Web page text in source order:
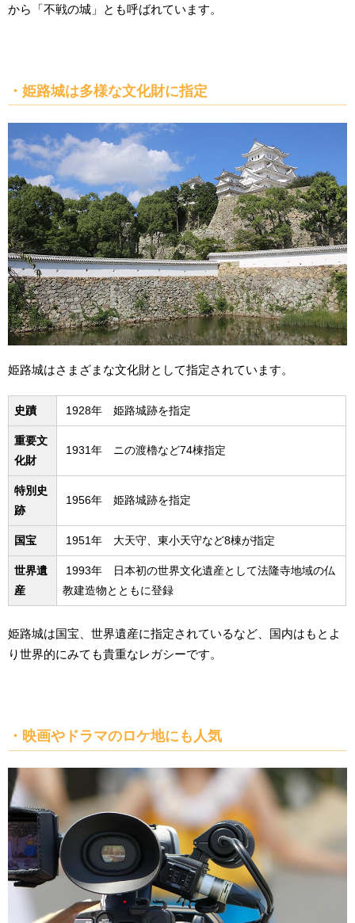
から「不戦の城」とも呼ばれています。
・姫路城は多様な文化財に指定
姫路城はさまざまな文化財として指定されています。
史蹟 1928年 姫路城跡を指定
重要文
化財
1931年 ニの渡櫓など74棟指定
特別史
跡
1956年 姫路城跡を指定
国宝 1951年 大天守、東小天守など8棟が指定
世界遺
産
1993年 日本初の世界文化遺産として法隆寺地域の仏
教建造物とともに登録
姫路城は国宝、世界遺産に指定されているなど、国内はもとよ
り世界的にみても貴重なレガシーです。
・映画やドラマのロケ地にも人気